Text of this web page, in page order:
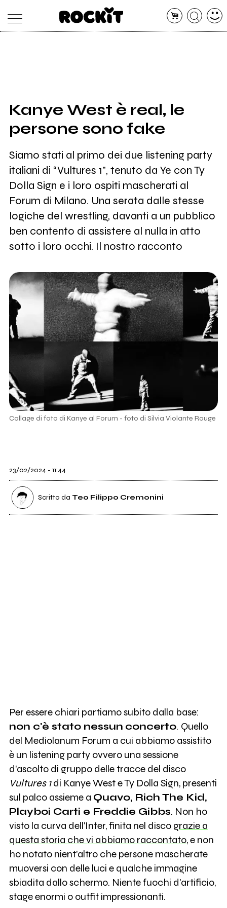
SHOP
RADIO
Kanye West è real, le
persone sono fake
Siamo stati al primo dei due listening party
italiani di “Vultures 1”, tenuto da Ye con Ty
Dolla Sign e i loro ospiti mascherati al
Forum di Milano. Una serata dalle stesse
logiche del wrestling, davanti a un pubblico
ben contento di assistere al nulla in atto
sotto i loro occhi. Il nostro racconto
Collage di foto di Kanye al Forum - foto di Silvia Violante Rouge
23/02/2024 - 11:44
Scritto da Teo Filippo Cremonini
Per essere chiari partiamo subito dalla base:
non c'è stato nessun concerto. Quello
del Mediolanum Forum a cui abbiamo assistito
è un listening party ovvero una sessione
d'ascolto di gruppo delle tracce del disco
Vultures 1di Kanye West e Ty Dolla Sign, presenti
sul palco assieme a Quavo, Rich The Kid,
Playboi Carti e Freddie Gibbs. Non ho
visto la curva dell'Inter, finita nel disco grazie a
questa storia che vi abbiamo raccontato, e non
ho notato nient'altro che persone mascherate
muoversi con delle luci e qualche immagine
sbiadita dallo schermo. Niente fuochi d'artificio,
stage enormi o outfit impressionanti.